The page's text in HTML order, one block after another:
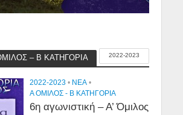
– Β ΚΑΤΗΓΟΡΙΑ 2022-2023
2022-2023 • NEA •
Α ΟΜΙΛΟΣ - Β ΚΑΤΗΓΟΡΙΑ
6η αγωνιστική – Α’ Όμιλος